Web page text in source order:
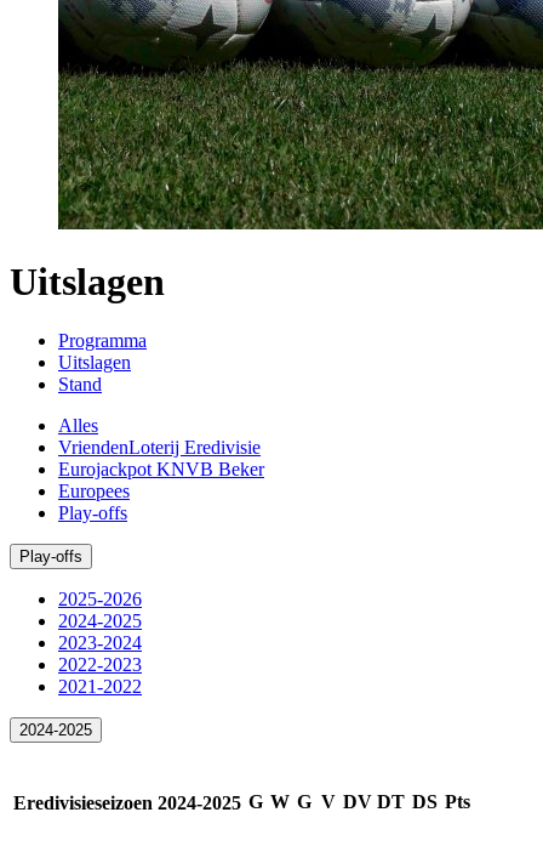
Uitslagen
Programma
Uitslagen
Stand
Alles
VriendenLoterij Eredivisie
Eurojackpot KNVB Beker
Europees
Play-offs
Play-offs
2025-2026
2024-2025
2023-2024
2022-2023
2021-2022
2024-2025
Eredivisieseizoen 2024-2025 G W G V DV DT DS Pts